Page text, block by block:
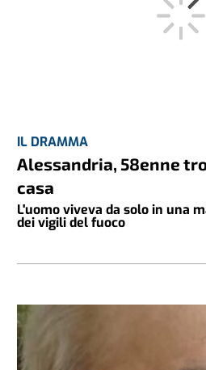
IL DRAMMA
Alessandria, 58enne
casa
L'uomo viveva da solo in una
dei vigili del fuoco